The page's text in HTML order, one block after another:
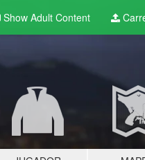
Show Adult Content